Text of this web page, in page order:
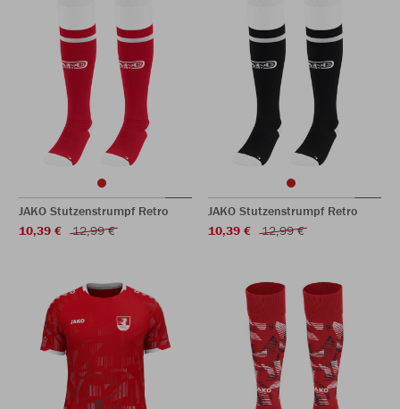
JAKO Stutzenstrumpf Retro
10,39 €
12,99 €
JAKO Stutzenstrumpf Retro
10,39 €
12,99 €